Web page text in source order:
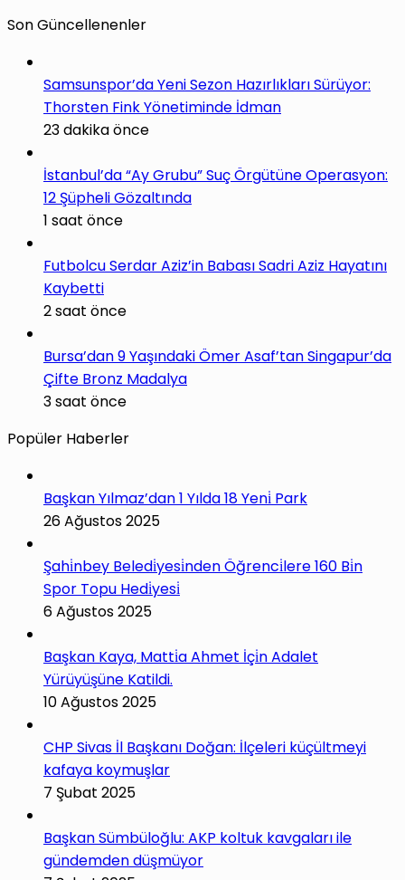
Son Güncellenenler
Samsunspor’da Yeni Sezon Hazırlıkları Sürüyor:
Thorsten Fink Yönetiminde İdman
23 dakika önce
İstanbul’da “Ay Grubu” Suç Örgütüne Operasyon:
12 Şüpheli Gözaltında
1 saat önce
Futbolcu Serdar Aziz’in Babası Sadri Aziz Hayatını
Kaybetti
2 saat önce
Bursa’dan 9 Yaşındaki Ömer Asaf’tan Singapur’da
Çifte Bronz Madalya
3 saat önce
Popüler Haberler
Başkan Yılmaz’dan 1 Yılda 18 Yeni̇ Park
26 Ağustos 2025
Şahi̇nbey Beledi̇yesi̇nden Öğrenci̇lere 160 Bi̇n
Spor Topu Hedi̇yesi̇
6 Ağustos 2025
Başkan Kaya, Matti̇a Ahmet İçi̇n Adalet
Yürüyüşüne Katildi.
10 Ağustos 2025
CHP Sivas İl Başkanı Doğan: İlçeleri küçültmeyi
kafaya koymuşlar
7 Şubat 2025
Başkan Sümbüloğlu: AKP koltuk kavgaları ile
gündemden düşmüyor